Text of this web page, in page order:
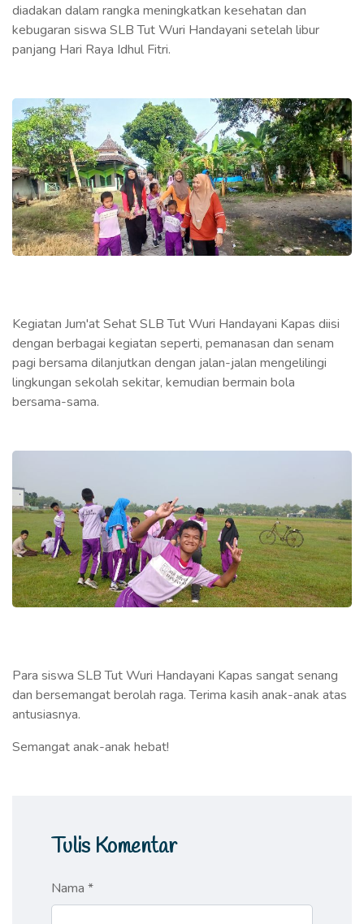
diadakan dalam rangka meningkatkan kesehatan dan
kebugaran siswa SLB Tut Wuri Handayani setelah libur
panjang Hari Raya Idhul Fitri.
Kegiatan Jum'at Sehat SLB Tut Wuri Handayani Kapas diisi
dengan berbagai kegiatan seperti, pemanasan dan senam
pagi bersama dilanjutkan dengan jalan-jalan mengelilingi
lingkungan sekolah sekitar, kemudian bermain bola
bersama-sama.
Para siswa SLB Tut Wuri Handayani Kapas sangat senang
dan bersemangat berolah raga. Terima kasih anak-anak atas
antusiasnya.
Semangat anak-anak hebat!
Tulis Komentar
Nama *